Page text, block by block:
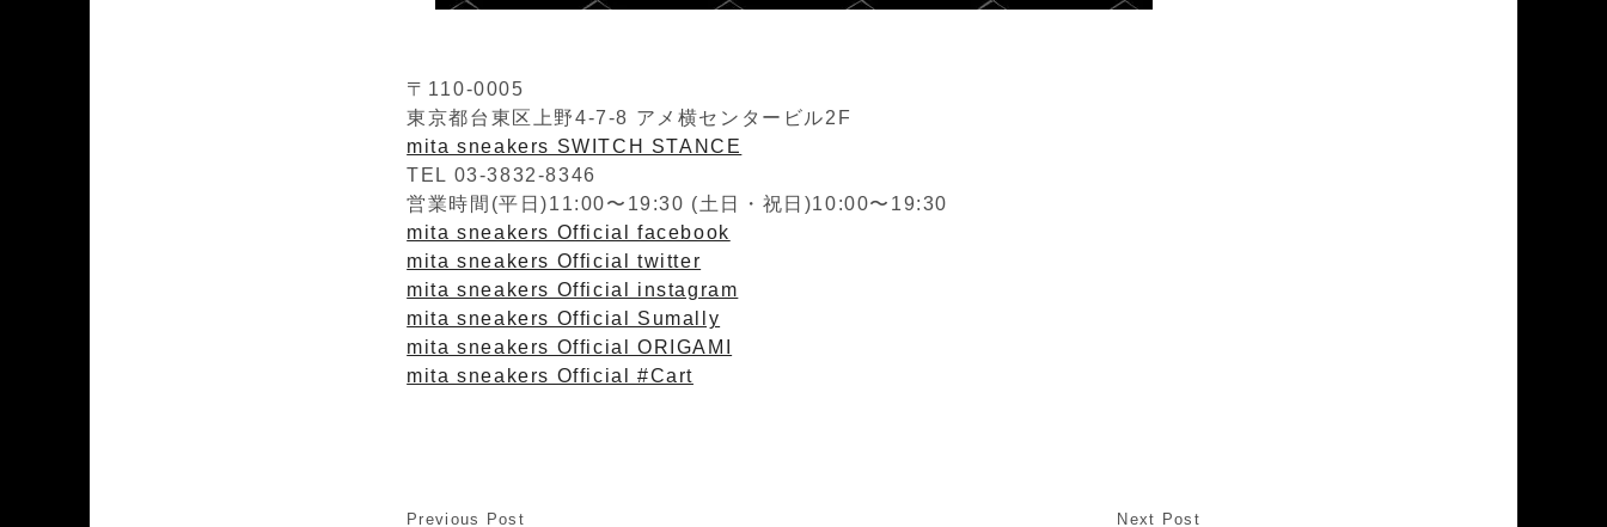
〒110-0005
東京都台東区上野4-7-8 アメ横センタービル2F
mita sneakers SWITCH STANCE
TEL 03-3832-8346
営業時間(平日)11:00〜19:30 (土日・祝日)10:00〜19:30
mita sneakers Official facebook
mita sneakers Official twitter
mita sneakers Official instagram
mita sneakers Official Sumally
mita sneakers Official ORIGAMI
mita sneakers Official #Cart
Previous Post
Next Post